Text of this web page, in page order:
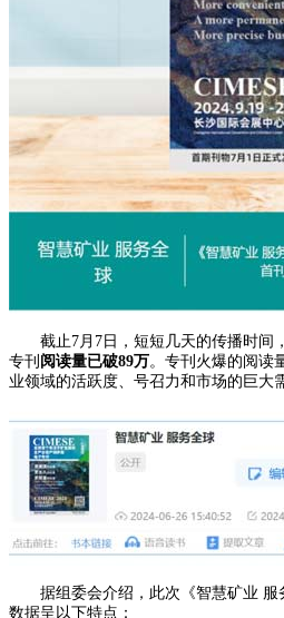
截止7月7日，短短几天的传播时间
专刊 阅读量已破89万。专刊火爆的阅读
业领域的活跃度、号召力和市场的巨大
据组委会介绍，此次《智慧矿业 服
数据呈以下特点：